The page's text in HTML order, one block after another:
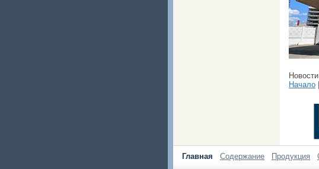
Начало
Главная Содержание Продукция